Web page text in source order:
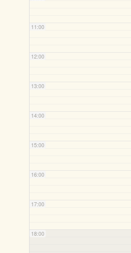
11:00
12:00
13:00
14:00
15:00
16:00
17:00
18:00